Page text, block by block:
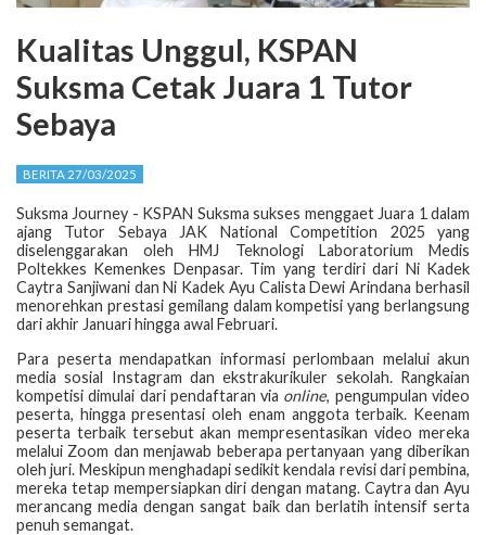
Kualitas Unggul, KSPAN
Suksma Cetak Juara 1 Tutor
Sebaya
BERITA 27/03/2025
Suksma Journey - KSPAN Suksma sukses menggaet Juara 1 dalam
ajang Tutor Sebaya JAK National Competition 2025 yang
diselenggarakan oleh HMJ Teknologi Laboratorium Medis
Poltekkes Kemenkes Denpasar. Tim yang terdiri dari Ni Kadek
Caytra Sanjiwani dan Ni Kadek Ayu Calista Dewi Arindana berhasil
menorehkan prestasi gemilang dalam kompetisi yang berlangsung
dari akhir Januari hingga awal Februari.
Para peserta mendapatkan informasi perlombaan melalui akun
media sosial Instagram dan ekstrakurikuler sekolah. Rangkaian
kompetisi dimulai dari pendaftaran via online, pengumpulan video
peserta, hingga presentasi oleh enam anggota terbaik. Keenam
peserta terbaik tersebut akan mempresentasikan video mereka
melalui Zoom dan menjawab beberapa pertanyaan yang diberikan
oleh juri. Meskipun menghadapi sedikit kendala revisi dari pembina,
mereka tetap mempersiapkan diri dengan matang. Caytra dan Ayu
merancang media dengan sangat baik dan berlatih intensif serta
penuh semangat.